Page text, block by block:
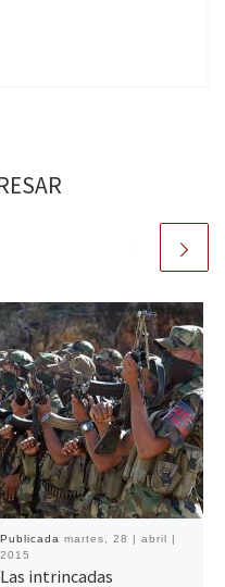
Publicada martes, 28 | abril |
2015
Las intrincadas